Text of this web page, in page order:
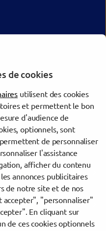
agences Banque Populaire
les délégations CASDEN
de cookies
utilisent des cookies
et permettent le bon
d'audience de
optionnels, sont
de personnaliser
l'assistance
afficher du contenu
annonces publicitaires
de notre site et de nos
accepter", "personnaliser"
En cliquant sur
de ces cookies optionnels